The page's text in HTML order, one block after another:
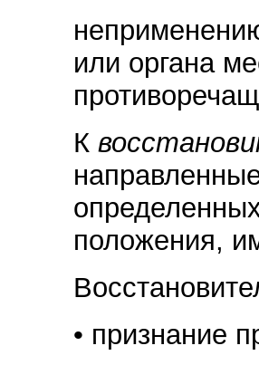
или органа
К
положения,
• признание